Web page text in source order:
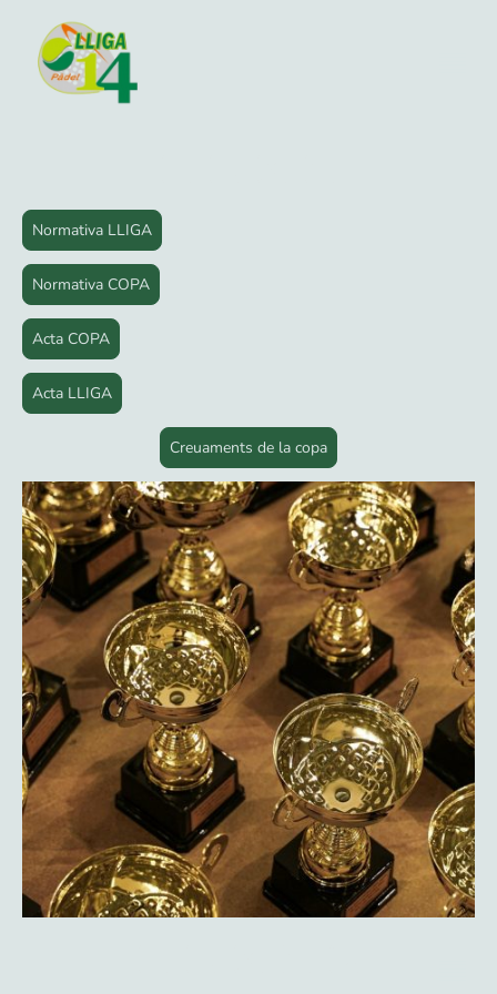
Normativa LLIGA
Normativa COPA
Acta COPA
Acta LLIGA
Creuaments de la copa